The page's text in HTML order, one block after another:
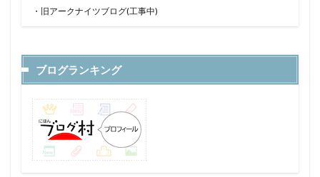
・ 旧アークナイツブログ(工事中)
ブログランキング